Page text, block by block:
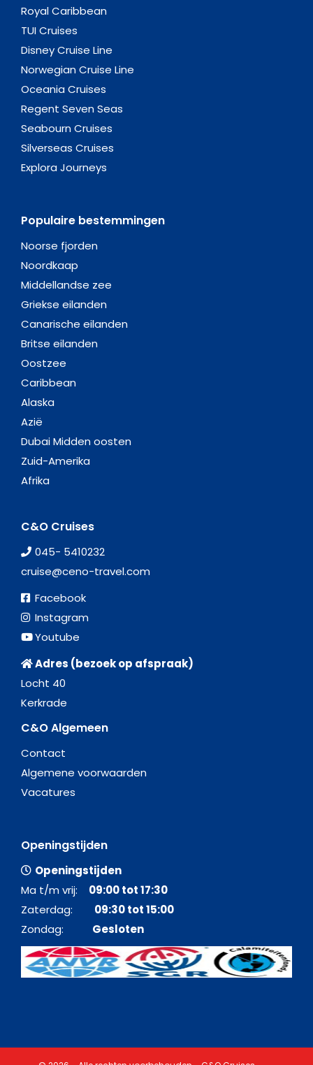
Royal Caribbean
TUI Cruises
Disney Cruise Line
Norwegian Cruise Line
Oceania Cruises
Regent Seven Seas
Seabourn Cruises
Silverseas Cruises
Explora Journeys
Populaire bestemmingen
Noorse fjorden
Noordkaap
Middellandse zee
Griekse eilanden
Canarische eilanden
Britse eilanden
Oostzee
Caribbean
Alaska
Azië
Dubai Midden oosten
Zuid-Amerika
Afrika
C&O Cruises
045- 5410232
cruise@ceno-travel.com
Facebook
Instagram
Youtube
Adres (bezoek op afspraak)
Locht 40
Kerkrade
C&O Algemeen
Contact
Algemene voorwaarden
Vacatures
Openingstijden
Openingstijden
Ma t/m vrij: 09:00 tot 17:30
Zaterdag: 09:30 tot 15:00
Zondag: Gesloten